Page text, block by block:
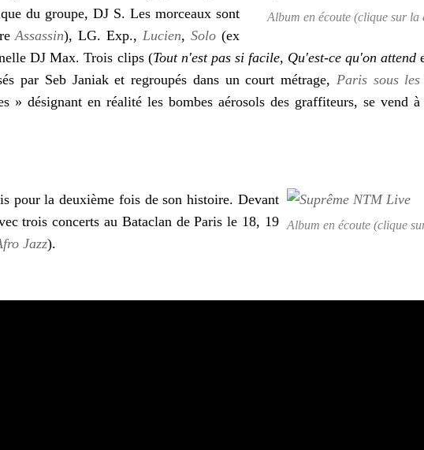
Album en écoute (clique sur la
du groupe, DJ S. Les morceaux sont
Assassin), LG. Exp.,Lucien,Solo (ex
DJ Max. Trois clips (Tout n'est pas si facile, Qu'est-ce qu'on attend
par Seb Janiak et regroupés dans un court métrage, Paris sous les
désignant en réalité les bombes aérosols des graffiteurs, se vend
Album en écoute (clique
pour la deuxième fois de son histoire. Devant
trois concerts au Bataclan de Paris le 18, 19
Jazz).